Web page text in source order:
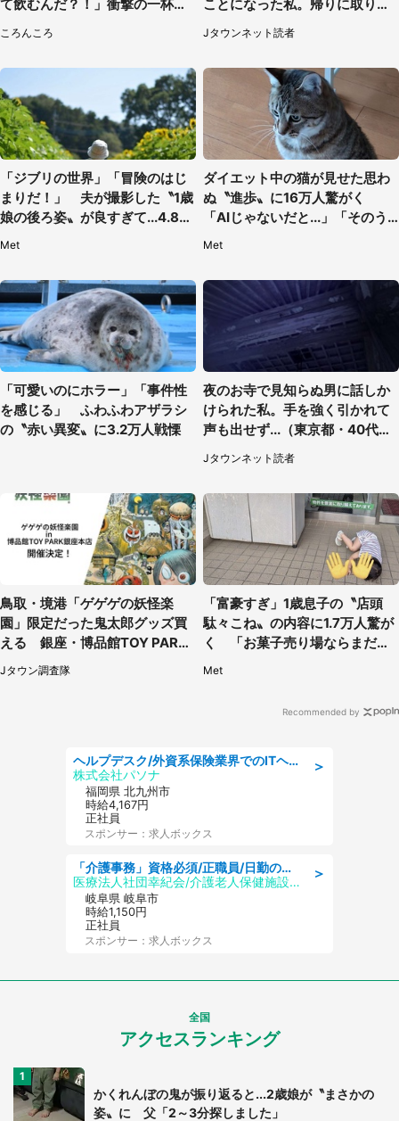
て飲むんだ？！」衝撃の一杯が
ころんころ
ことになった私。帰りに取りに
行くと、なんと...（東京都・40
代女性）
Jタウンネット読者
「ジブリの世界」「冒険のはじ
まりだ！」 夫が撮影した〝1歳
娘の後ろ姿〟が良すぎて...4.8万
人感激
Met
ダイエット中の猫が見せた思わ
ぬ〝進歩〟に16万人驚がく
「AIじゃないだと...」「そのう
ち喋りそう」
Met
「可愛いのにホラー」「事件性
を感じる」 ふわふわアザラシ
の〝赤い異変〟に3.2万人戦慄
夜のお寺で見知らぬ男に話しか
けられた私。手を強く引かれて
声も出せず...（東京都・40代女
Jタウンネット読者
鳥取・境港「ゲゲゲの妖怪楽
園」限定だった鬼太郎グッズ買
える 銀座・博品館TOY PARK
へ急げ【8／8～31】
Jタウン調査隊
「富豪すぎ」1歳息子の〝店頭
駄々こね〟の内容に1.7万人驚が
く 「お菓子売り場ならまだし
も...」「ハードル高い」
Met
Recommended by
＞
ヘルプデスク/外資系保険業界でのITヘルプデスク業務/駅近/即日勤務可/ヘルプデスク
株式会社パソナ
福岡県 北九州市
時給4,167円
正社員
スポンサー：求人ボックス
＞
「介護事務」資格必須/正職員/日勤のみ/介護老人保健施設
医療法人社団幸紀会/介護老人保健施設 グリーンビラ安江
岐阜県 岐阜市
時給1,150円
正社員
スポンサー：求人ボックス
全国
アクセスランキング
かくれんぼの鬼が振り返ると...2歳娘が〝まさかの
姿〟に 父「2～3分探しました」